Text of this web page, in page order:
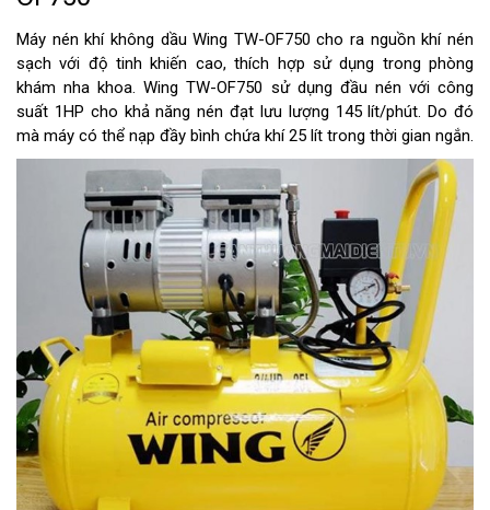
Máy nén khí không dầu Wing TW-OF750 cho ra nguồn khí nén
sạch với độ tinh khiến cao, thích hợp sử dụng trong phòng
khám nha khoa. Wing TW-OF750 sử dụng đầu nén với công
suất 1HP cho khả năng nén đạt lưu lượng 145 lít/phút. Do đó
mà máy có thể nạp đầy bình chứa khí 25 lít trong thời gian ngắn.